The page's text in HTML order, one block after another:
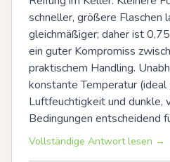
schneller, größere Flaschen
gleichmäßiger; daher ist
ein guter Kompromiss
praktischem Handling.
konstante Temperatur
Luftfeuchtigkeit und dunkle,
Bedingungen entscheidend
Vollständige Antwort lesen →